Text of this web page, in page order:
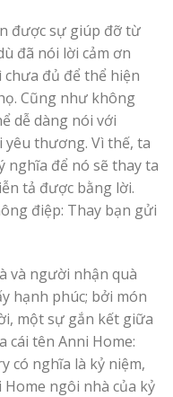
được sự giúp đỡ từ
đã nói lời cảm ơn
đủ để thể hiện
Cũng như không
dễ dàng nói với
thương. Vì thế, ta
nghĩa để nó sẽ thay ta
tả được bằng lời.
điệp: Thay bạn gửi
và người nhận quà
hạnh phúc; bởi món
một sự gắn kết giữa
cái tên Anni Home:
có nghĩa là kỷ niệm,
ngôi nhà của kỷ